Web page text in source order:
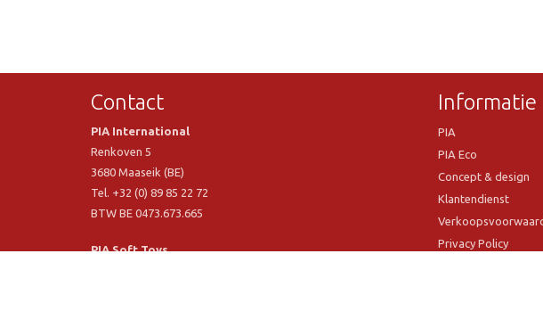
Contact
PIA International
Renkoven 5
3680 Maaseik (BE)
Tel. +32 (0) 89 85 22 72
BTW BE 0473.673.665
PIA Soft Toys
Informatie
PIA
PIA Eco
Concept & design
Klantendienst
Privacy Policy